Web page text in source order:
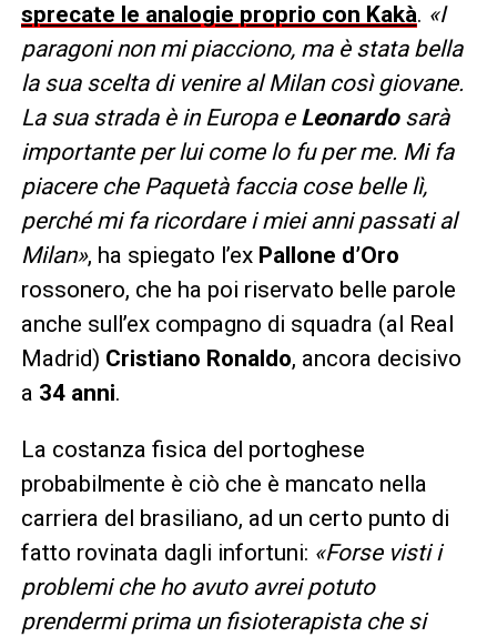
sprecate le analogie proprio con Kakà. «I
paragoni non mi piacciono, ma è stata bella
la sua scelta di venire al Milan così giovane.
La sua strada è in Europa e Leonardosarà
importante per lui come lo fu per me. Mi fa
piacere che Paquetà faccia cose belle lì,
perché mi fa ricordare i miei anni passati al
Milan», ha spiegato l’ex Pallone d’Oro
rossonero, che ha poi riservato belle parole
anche sull’ex compagno di squadra (al Real
Madrid) Cristiano Ronaldo, ancora decisivo
a 34 anni.
La costanza fisica del portoghese
probabilmente è ciò che è mancato nella
carriera del brasiliano, ad un certo punto di
fatto rovinata dagli infortuni: «Forse visti i
problemi che ho avuto avrei potuto
prendermi prima un fisioterapista che si